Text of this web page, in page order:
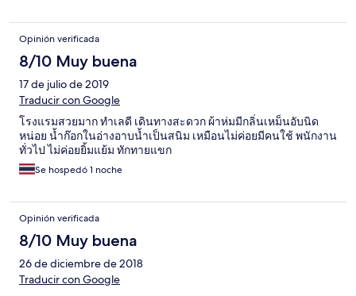
Opinión verificada
8/10 Muy buena
17 de julio de 2019
Traducir con Google
โรงแรมสวยมาก ทำเลดี เดินทางสะดวก ผ้าห่มมีกลิ่นเหม็นอับนิด
หน่อย น้ำก๊อกในอ่างอาบน้ำเป็นสนิม เหมือนไม่ค่อยมีคนใช้ พนักงาน
ทั่วไป ไม่ค่อยยิ้มแย้ม ทักทายแขก
Se hospedó 1 noche
Opinión verificada
8/10 Muy buena
26 de diciembre de 2018
Traducir con Google